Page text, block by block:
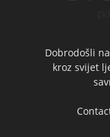
Dobrodošli
kroz svijet